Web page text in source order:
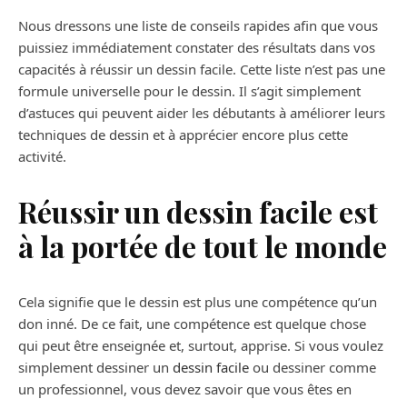
Nous dressons une liste de conseils rapides afin que vous
puissiez immédiatement constater des résultats dans vos
capacités à réussir un dessin facile. Cette liste n’est pas une
formule universelle pour le dessin. Il s’agit simplement
d’astuces qui peuvent aider les débutants à améliorer leurs
techniques de dessin et à apprécier encore plus cette
activité.
Réussir un dessin facile est
à la portée de tout le monde
Cela signifie que le dessin est plus une compétence qu’un
don inné. De ce fait, une compétence est quelque chose
qui peut être enseignée et, surtout, apprise. Si vous voulez
simplement dessiner un dessin facile ou dessiner comme
un professionnel, vous devez savoir que vous êtes en